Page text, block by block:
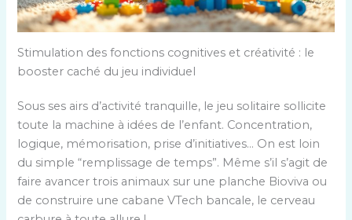
Stimulation des fonctions cognitives et créativité : le
booster caché du jeu individuel
Sous ses airs d’activité tranquille, le jeu solitaire sollicite
toute la machine à idées de l’enfant. Concentration,
logique, mémorisation, prise d’initiatives… On est loin
du simple “remplissage de temps”. Même s’il s’agit de
faire avancer trois animaux sur une planche Bioviva ou
de construire une cabane VTech bancale, le cerveau